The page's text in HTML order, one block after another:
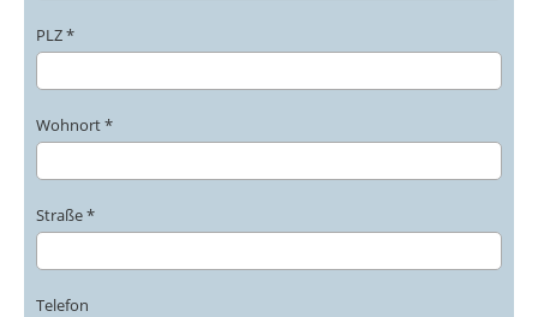
PLZ *
Wohnort *
Straße *
Telefon